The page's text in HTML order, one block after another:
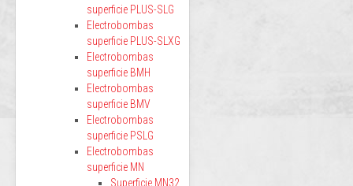
superficie PLUS-SLG
Electrobombas
superficie PLUS-SLXG
Electrobombas
superficie BMH
Electrobombas
superficie BMV
Electrobombas
superficie PSLG
Electrobombas
superficie MN
Superficie MN32